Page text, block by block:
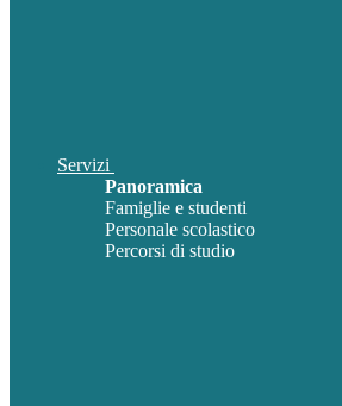
Servizi
Panoramica
Famiglie e studenti
Personale scolastico
Percorsi di studio